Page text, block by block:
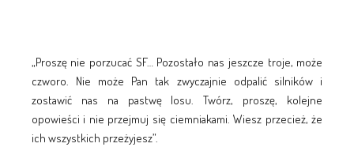
„Proszę nie porzucać SF… Pozostało nas jeszcze troje, może
czworo. Nie może Pan tak zwyczajnie odpalić silników i
zostawić nas na pastwę losu. Twórz, proszę, kolejne
opowieści i nie przejmuj się ciemniakami. Wiesz przecież, że
ich wszystkich przeżyjesz”.